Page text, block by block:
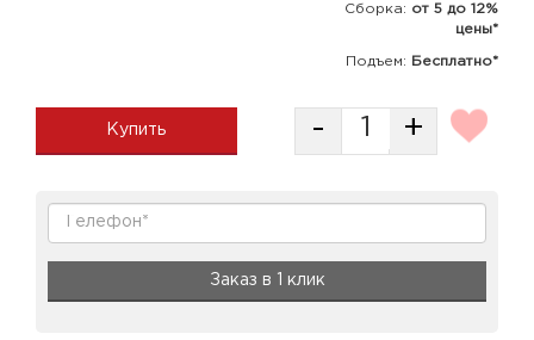
Сборка: от 5 до 12%
цены*
Подъем: Бесплатно*
Купить - +
Заказ в 1 клик